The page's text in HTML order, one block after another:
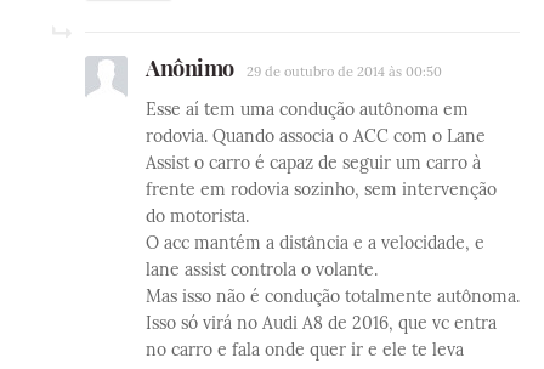
Anônimo 29 de outubro de 2014 às 00:50
Esse aí tem uma condução autônoma em
rodovia. Quando associa o ACC com o Lane
Assist o carro é capaz de seguir um carro à
frente em rodovia sozinho, sem intervenção
do motorista.
O acc mantém a distância e a velocidade, e
lane assist controla o volante.
Mas isso não é condução totalmente autônoma.
Isso só virá no Audi A8 de 2016, que vc entra
no carro e fala onde quer ir e ele te leva